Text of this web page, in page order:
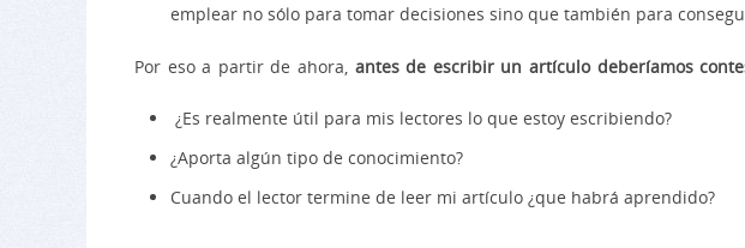
emplear no sólo para tomar decisiones sino que también para
Por eso a partir de ahora, antes de escribir un artículo deberíamos
¿Es realmente útil para mis lectores lo que estoy escribiendo?
¿Aporta algún tipo de conocimiento?
Cuando el lector termine de leer mi artículo ¿que habrá aprendido?